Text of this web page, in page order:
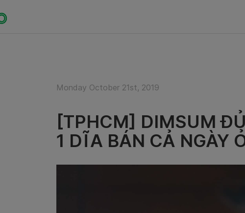
Monday October 21st, 2019
[TPHCM] DIMSUM
1 DĨA BÁN CẢ NGÀY